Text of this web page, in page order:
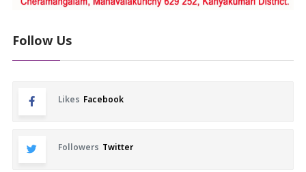
Follow Us
Likes Facebook
Followers Twitter